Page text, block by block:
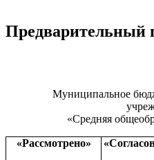
Предварительный
Муниципальное
«Средняя
«Рассмотрено»